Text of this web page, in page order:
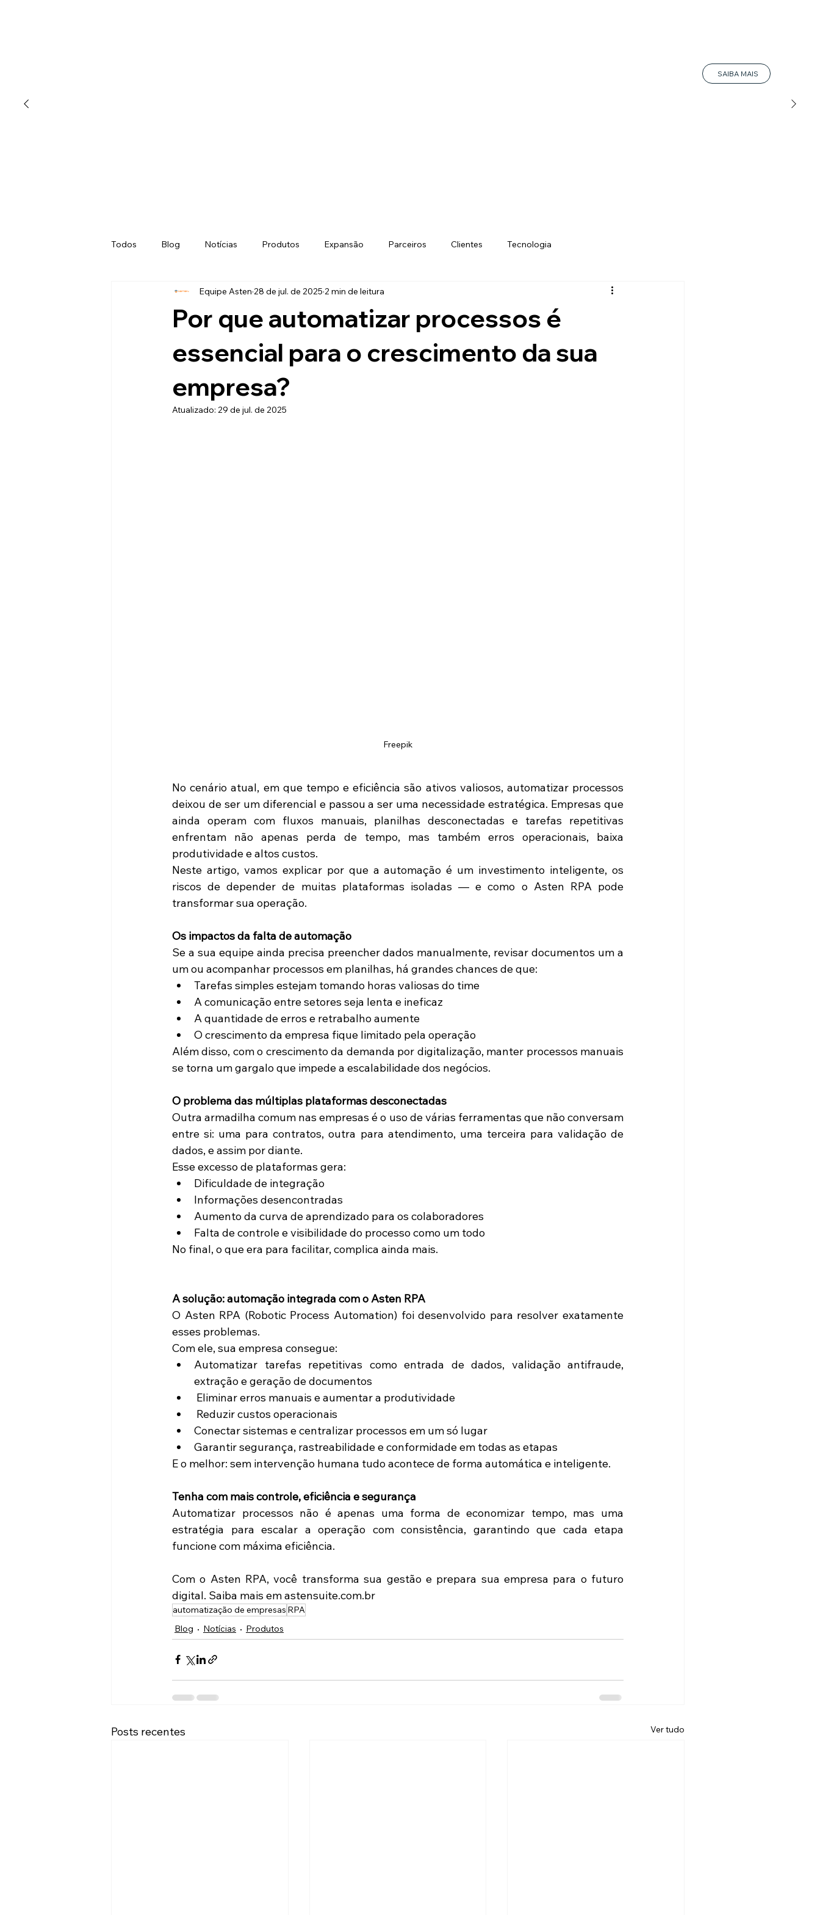
SAIBA MAIS
Todos Blog Notícias Produtos Expansão Parceiros Clientes Tecnologia
Por que automatizar processos é
essencial para o crescimento da sua
empresa?
Equipe Asten 28 de jul. de 2025 2 min de leitura
Atualizado: 29 de jul. de 2025
Freepik
No cenário atual, em que tempo e eficiência são ativos valiosos, automatizar processos
deixou de ser um diferencial e passou a ser uma necessidade estratégica. Empresas que
ainda operam com fluxos manuais, planilhas desconectadas e tarefas repetitivas
enfrentam não apenas perda de tempo, mas também erros operacionais, baixa
produtividade e altos custos.
Neste artigo, vamos explicar por que a automação é um investimento inteligente, os
riscos de depender de muitas plataformas isoladas — e como o Asten RPA pode
transformar sua operação.
Os impactos da falta de automação
Se a sua equipe ainda precisa preencher dados manualmente, revisar documentos um a
um ou acompanhar processos em planilhas, há grandes chances de que:
Tarefas simples estejam tomando horas valiosas do time
A comunicação entre setores seja lenta e ineficaz
A quantidade de erros e retrabalho aumente
O crescimento da empresa fique limitado pela operação
Além disso, com o crescimento da demanda por digitalização, manter processos manuais
se torna um gargalo que impede a escalabilidade dos negócios.
O problema das múltiplas plataformas desconectadas
Outra armadilha comum nas empresas é o uso de várias ferramentas que não conversam
entre si: uma para contratos, outra para atendimento, uma terceira para validação de
dados, e assim por diante.
Esse excesso de plataformas gera:
Dificuldade de integração
Informações desencontradas
Aumento da curva de aprendizado para os colaboradores
Falta de controle e visibilidade do processo como um todo
No final, o que era para facilitar, complica ainda mais.
A solução: automação integrada com o Asten RPA
O Asten RPA (Robotic Process Automation) foi desenvolvido para resolver exatamente
esses problemas.
Com ele, sua empresa consegue:
Automatizar tarefas repetitivas como entrada de dados, validação antifraude,
extração e geração de documentos
Eliminar erros manuais e aumentar a produtividade
Reduzir custos operacionais
Conectar sistemas e centralizar processos em um só lugar
Garantir segurança, rastreabilidade e conformidade em todas as etapas
E o melhor: sem intervenção humana tudo acontece de forma automática e inteligente.
Tenha com mais controle, eficiência e segurança
Automatizar processos não é apenas uma forma de economizar tempo, mas uma
estratégia para escalar a operação com consistência, garantindo que cada etapa
funcione com máxima eficiência.
Com o Asten RPA, você transforma sua gestão e prepara sua empresa para o futuro
digital. Saiba mais em astensuite.com.br
automatização de empresas RPA
Blog
Notícias Produtos
Posts recentes Ver tudo